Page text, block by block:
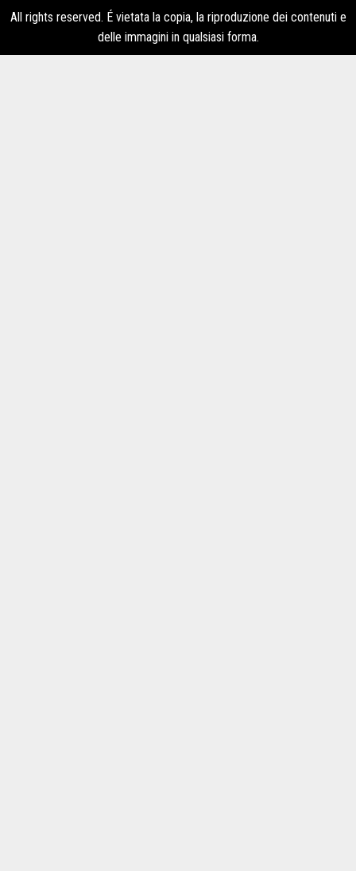
All rights reserved. É vietata la copia, la riproduzione dei contenuti e
delle immagini in qualsiasi forma.